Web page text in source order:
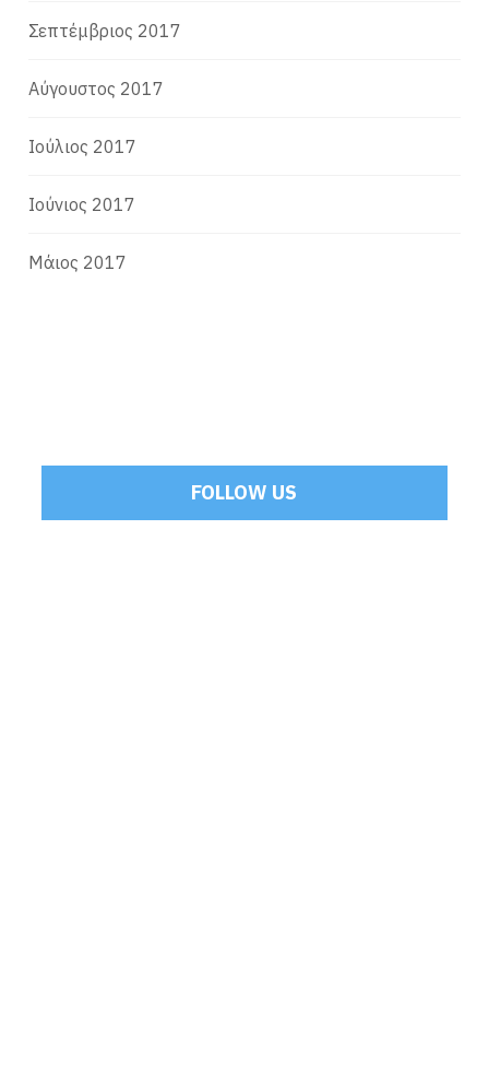
Σεπτέμβριος 2017
Αύγουστος 2017
Ιούλιος 2017
Ιούνιος 2017
Μάιος 2017
FOLLOW US